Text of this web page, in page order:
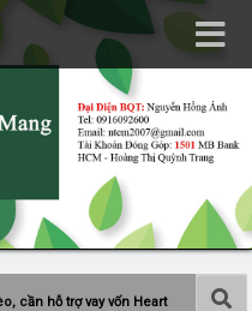
cần hỗ trợ vay vốn Heart